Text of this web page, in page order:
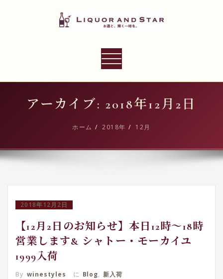
プ
LIQUOR AND STAR
ナ
ョ
切
アーカイブ: 2018年12月2日
ホーム 2018年 12月
2018年12月2日
【12月2日のお知らせ】本日12時～18時
営業します& シャトー・モーカイユ
1999入荷
By winestyles に Blog, 新入荷